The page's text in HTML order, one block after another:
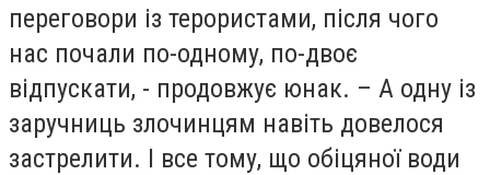
переговори із терористами, після чого
нас почали по-одному, по-двоє
відпускати, - продовжує юнак. – А одну із
заручниць злочинцям навіть довелося
застрелити. І все тому, що обіцяної води